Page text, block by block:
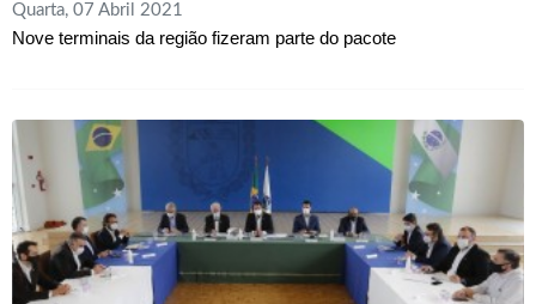
Quarta, 07 Abril 2021
Nove terminais da região fizeram parte do pacote